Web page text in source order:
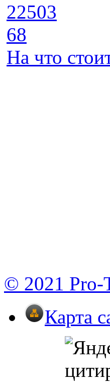
22503
68
На что
© 2021 Pro-
Карта